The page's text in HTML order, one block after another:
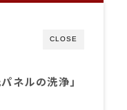
CLOSE
ネルの洗浄」